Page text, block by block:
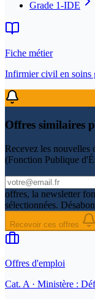
Grade 1-IDE
Fiche métier
Infirmier civil en soins
Offres similaires
Recevez les nouvelles
(Fonction Publique
offres, la newsletter
sélectionnées.
Recevoir ces offres
Offres d'emploi
Cat. A · Ministère :